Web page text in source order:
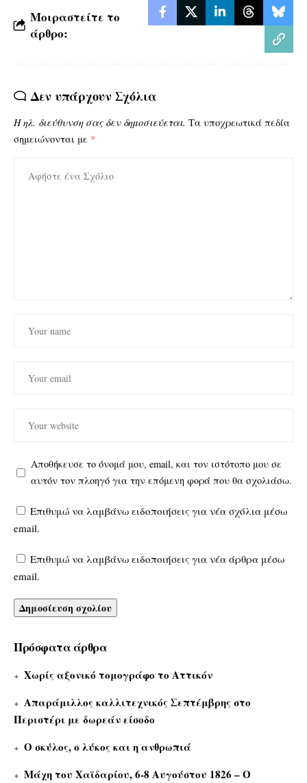
Μοιραστείτε το
άρθρο:
Δεν υπάρχουν Σχόλια
Η ηλ. διεύθυνση σας δεν δημοσιεύεται. Τα υποχρεωτικά πεδία
σημειώνονται με *
Αποθήκευσε το όνομά μου, email, και τον ιστότοπο μου σε
αυτόν τον πλοηγό για την επόμενη φορά που θα σχολιάσω.
Επιθυμώ να λαμβάνω ειδοποιήσεις για νέα σχόλια μέσω
email.
Επιθυμώ να λαμβάνω ειδοποιήσεις για νέα άρθρα μέσω
email.
Πρόσφατα άρθρα
Χωρίς αξονικό τομογράφο το Αττικόν
Απαράμιλλος καλλιτεχνικός Σεπτέμβρης στο
Περιστέρι με δωρεάν είσοδο
Ο σκύλος, ο λύκος και η ανθρωπιά
Μάχη του Χαϊδαρίου, 6-8 Αυγούστου 1826 – Ο